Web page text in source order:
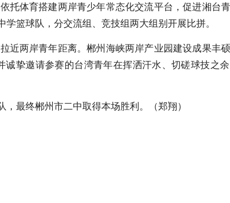
托体育搭建两岸青少年常态化交流平台，促进湘台
篮球队，分交流组、竞技组两大组别开展比拼。
近两岸青年距离。郴州海峡两岸产业园建设成果丰
挚邀请参赛的台湾青年在挥洒汗水、切磋球技之
最终郴州市二中取得本场胜利。（郑翔）